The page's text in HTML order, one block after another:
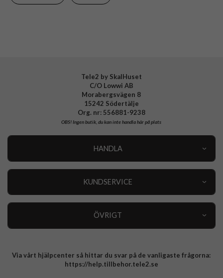
Varumärke
Tele2 by SkalHuset
C/O Lowwi AB
Morabergsvägen 8
15242 Södertälje
Org. nr: 556881-9238
OBS!Ingen butik, du kan inte handla här på plats
HANDLA
KUNDSERVICE
ÖVRIGT
Integritetspolicy
Via vårt hjälpcenter så hittar du svar på de vanligaste frågorna:
https://help.tillbehor.tele2.se